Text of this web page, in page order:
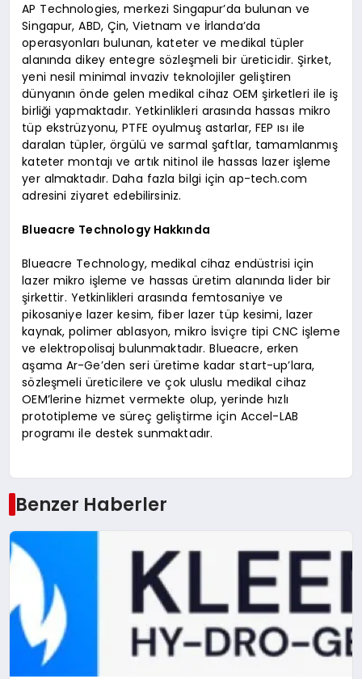
AP Technologies, merkezi Singapur’da bulunan ve
Singapur, ABD, Çin, Vietnam ve İrlanda’da
operasyonları bulunan, kateter ve medikal tüpler
alanında dikey entegre sözleşmeli bir üreticidir. Şirket,
yeni nesil minimal invaziv teknolojiler geliştiren
dünyanın önde gelen medikal cihaz OEM şirketleri ile iş
birliği yapmaktadır. Yetkinlikleri arasında hassas mikro
tüp ekstrüzyonu, PTFE oyulmuş astarlar, FEP ısı ile
daralan tüpler, örgülü ve sarmal şaftlar, tamamlanmış
kateter montajı ve artık nitinol ile hassas lazer işleme
yer almaktadır. Daha fazla bilgi için ap-tech.com
adresini ziyaret edebilirsiniz.
Blueacre Technology Hakkında
Blueacre Technology, medikal cihaz endüstrisi için
lazer mikro işleme ve hassas üretim alanında lider bir
şirkettir. Yetkinlikleri arasında femtosaniye ve
pikosaniye lazer kesim, fiber lazer tüp kesimi, lazer
kaynak, polimer ablasyon, mikro İsviçre tipi CNC işleme
ve elektropolisaj bulunmaktadır. Blueacre, erken
aşama Ar-Ge’den seri üretime kadar start-up’lara,
sözleşmeli üreticilere ve çok uluslu medikal cihaz
OEM’lerine hizmet vermekte olup, yerinde hızlı
prototipleme ve süreç geliştirme için Accel-LAB
programı ile destek sunmaktadır.
Benzer Haberler